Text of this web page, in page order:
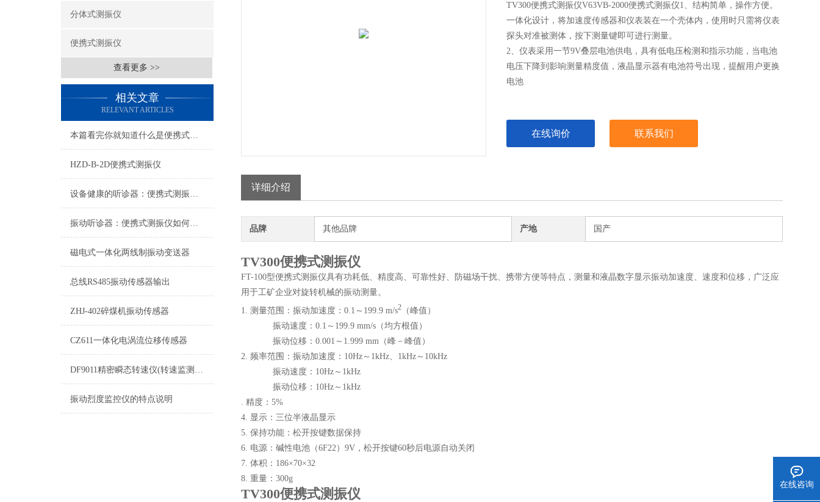
分体式测振仪
便携式测振仪
查看更多 >>
相关文章
RELEVANT ARTICLES
本篇看完你就知道什么是便携式测振仪了
HZD-B-2D便携式测振仪
设备健康的听诊器：便携式测振仪选购指南
振动听诊器：便携式测振仪如何为设备健康与预测性维护赋能？
磁电式一体化两线制振动变送器
总线RS485振动传感器输出
ZHJ-402碎煤机振动传感器
CZ611一体化电涡流位移传感器
DF9011精密瞬态转速仪(转速监测仪)说明书
振动烈度监控仪的特点说明
TV300便携式测振仪V63VB-2000便携式测振仪1、结构简单，操作方便。
一体化设计，将加速度传感器和仪表装在一个壳体内，使用时只需将仪表
探头对准被测体，按下测量键即可进行测量。
2、仪表采用一节9V叠层电池供电，具有低电压检测和指示功能，当电池
电压下降到影响测量精度值，液晶显示器有电池符号出现，提醒用户更换
电池
在线询价 联系我们
详细介绍
品牌 其他品牌 产地 国产
TV300便携式测振仪
FT-100型便携式测振仪具有功耗低、精度高、可靠性好、防磁场干扰、携带方便等特点，测量和液晶数字显示振动加速度、速度和位移，广泛应
用于工矿企业对旋转机械的振动测量。
1. 测量范围：振动加速度：0.1～199.9 m/s2 （峰值）
振动速度：0.1～199.9 mm/s（均方根值）
振动位移：0.001～1.999 mm（峰－峰值）
2. 频率范围：振动加速度：10Hz～1kHz、1kHz～10kHz
振动速度：10Hz～1kHz
振动位移：10Hz～1kHz
. 精度：5%
4. 显示：三位半液晶显示
5. 保持功能：松开按键数据保持
6. 电源：碱性电池（6F22）9V，松开按键60秒后电源自动关闭
7. 体积：186×70×32
8. 重量：300g
TV300便携式测振仪
在线咨询